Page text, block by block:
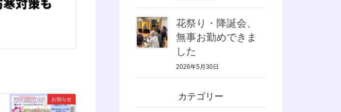
お知らせ
花祭り・降誕会、
無事お勤めできま
した
2026年5月30日
カテゴリー